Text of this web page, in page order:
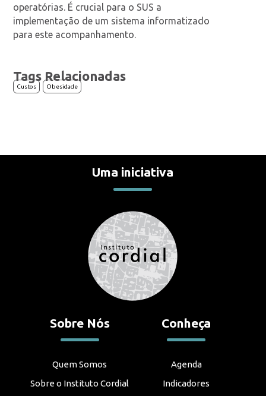
operatórias. É crucial para o SUS a
implementação de um sistema informatizado
para este acompanhamento.
Tags Relacionadas
Custos Obesidade
Uma iniciativa
Sobre Nós
Quem Somos
Sobre o Instituto Cordial
Conheça
Agenda
Indicadores